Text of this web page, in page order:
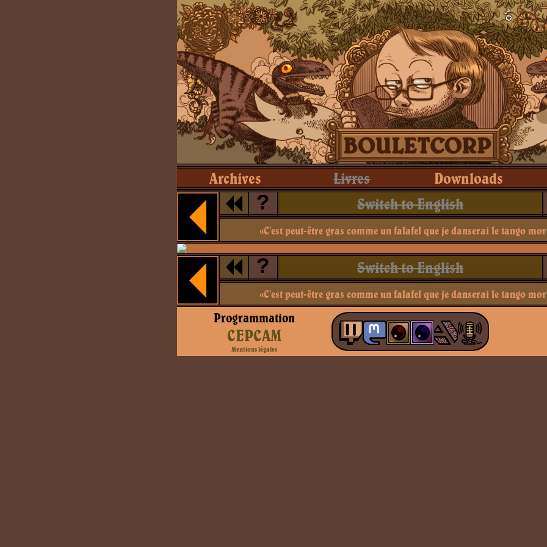
Archives Livres Downloads
? Switch to English
«C'est peut-être gras comme un falafel que je danserai le tango
? Switch to English
«C'est peut-être gras comme un falafel que je danserai le tango
Programmation
CEPCAM
Mentions légales